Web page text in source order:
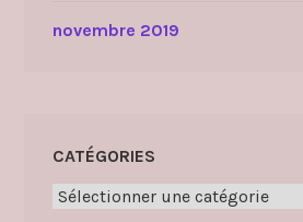
novembre 2019
CATÉGORIES
Catégories